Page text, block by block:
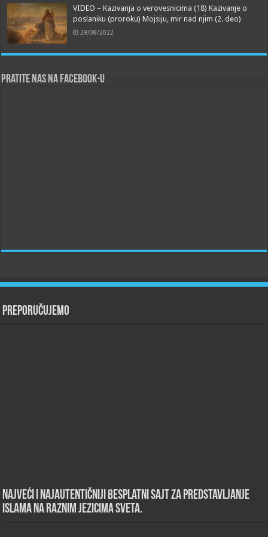
VIDEO – Kazivanja o verovesnicima (18) Kazivanje o
poslaniku (proroku) Mojsiju, mir nad njim (2. deo)
29/08/2022
Pratite nas na Facebook-u
Preporučujemo
Najveći i najautentičniji besplatni sajt za predstavljanje
islama na raznim jezicima sveta.